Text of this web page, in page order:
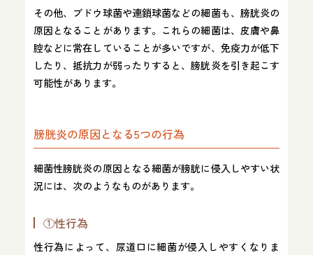
その他、ブドウ球菌や連鎖球菌などの細菌も、膀胱炎の
原因となることがあります。これらの細菌は、皮膚や鼻
腔などに常在していることが多いですが、免疫力が低下
したり、抵抗力が弱ったりすると、膀胱炎を引き起こす
可能性があります。
膀胱炎の原因となる5つの行為
細菌性膀胱炎の原因となる細菌が膀胱に侵入しやすい状
況には、次のようなものがあります。
①性行為
性行為によって、尿道口に細菌が侵入しやすくなりま